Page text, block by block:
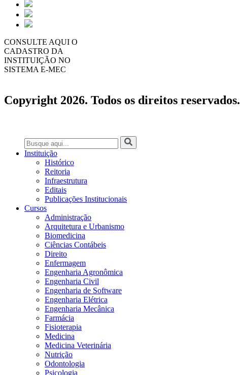
CONSULTE AQUI O
CADASTRO DA
INSTITUIÇÃO NO
SISTEMA E-MEC
Copyright 2026. Todos os direitos reservados.
Instituição
Histórico
Reitoria
Infraestrutura
Editais
Publicações Institucionais
Cursos
Administração
Arquitetura e Urbanismo
Biomedicina
Ciências Contábeis
Direito
Enfermagem
Engenharia Agronômica
Engenharia Civil
Engenharia de Software
Engenharia Elétrica
Engenharia Mecânica
Farmácia
Fisioterapia
Medicina
Medicina Veterinária
Nutrição
Odontologia
Psicologia